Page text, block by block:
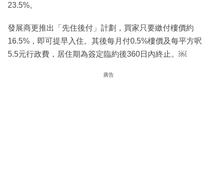
23.5%。
發展商更推出「先住後付」計劃，買家只要繳付樓價約
16.5%，即可提早入住。其後每月付0.5%樓價及每平方呎
5.5元行政費，居住期為簽定臨約後360日內終止。￼
廣告